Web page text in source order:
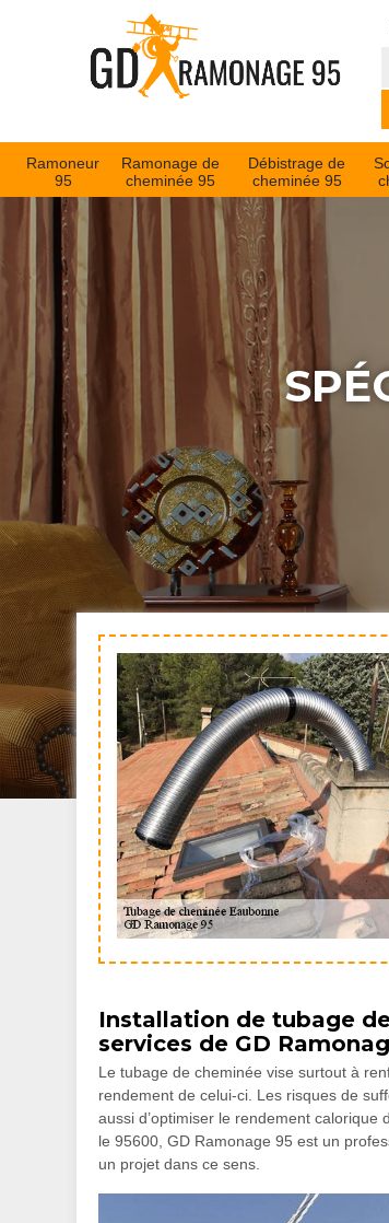
Ramoneur
95
Ramonage de
cheminée 95
Débistrage de
cheminée 95
Installation de tubage
services de GD
Le tubage de cheminée vise surtout à
rendement de celui-ci. Les risques de
aussi d’optimiser le rendement
le 95600, GD Ramonage 95 est un
un projet dans ce sens.